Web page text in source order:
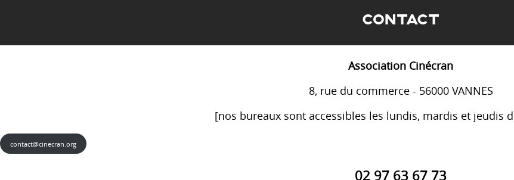
CONTACT
Association Cinécran
8, rue du commerce - 56000 VANNES
[nos bureaux sont accessibles les lundis, mardis et jeudis
contact@cinecran.org
02 97 63 67 73